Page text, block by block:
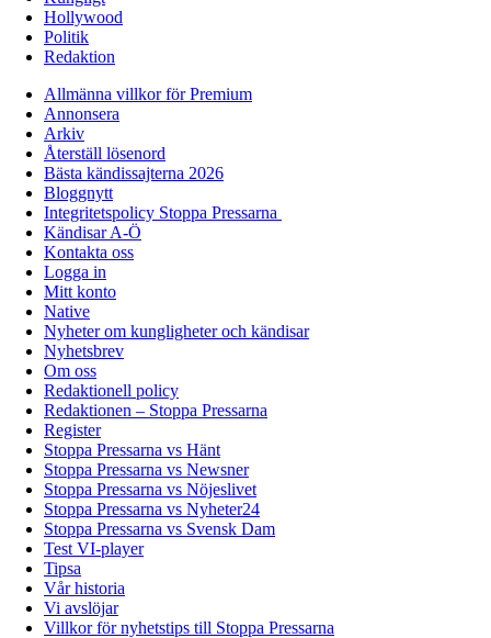
Hollywood
Politik
Redaktion
Allmänna villkor för Premium
Annonsera
Arkiv
Återställ lösenord
Bästa kändissajterna 2026
Bloggnytt
Integritetspolicy Stoppa Pressarna
Kändisar A-Ö
Kontakta oss
Logga in
Mitt konto
Native
Nyheter om kungligheter och kändisar
Nyhetsbrev
Om oss
Redaktionell policy
Redaktionen – Stoppa Pressarna
Register
Stoppa Pressarna vs Hänt
Stoppa Pressarna vs Newsner
Stoppa Pressarna vs Nöjeslivet
Stoppa Pressarna vs Nyheter24
Stoppa Pressarna vs Svensk Dam
Test VI-player
Tipsa
Vår historia
Vi avslöjar
Villkor för nyhetstips till Stoppa Pressarna